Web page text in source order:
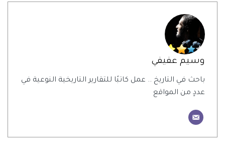
وسيم عفيفي
باحث في التاريخ .. عمل كاتبًا للتقارير التاريخية النوعية في
عددٍ من المواقع